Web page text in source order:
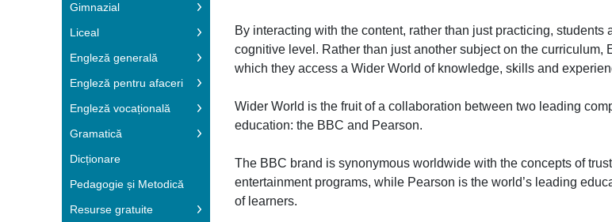
Gimnazial
Liceal
Engleză generală
Engleză pentru afaceri
Engleză vocațională
Gramatică
Dicționare
Pedagogie și Metodică
Resurse gratuite
By interacting with the content, rather than just practicing, students
cognitive level. Rather than just another subject on the curriculum,
which they access a Wider World of knowledge, skills and
Wider World is the fruit of a collaboration between two leading
education: the BBC and Pearson.
The BBC brand is synonymous worldwide with the concepts of
entertainment programs, while Pearson is the world’s leading
of learners.